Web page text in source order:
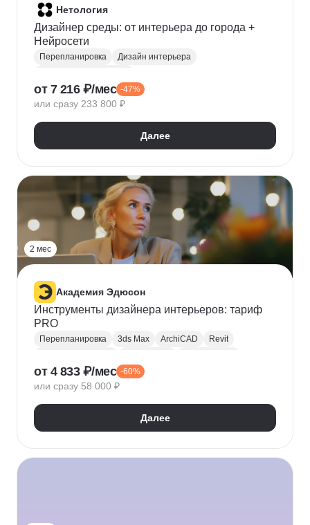
Нетология
Дизайнер среды: от интерьера до города +
Нейросети
Перепланировка
Дизайн интерьера
Организация пространства
3D-визуализация
Декорирование интерьера
Светодизайн
Создание чертежей
ArchiCAD
от 7 216 ₽/мес -47%
или сразу 233 800 ₽
Далее
2 мес
Академия Эдюсон
Инструменты дизайнера интерьеров: тариф
PRO
Перепланировка 3ds Max ArchiCAD
Revit
Коллажирование
Photoshop
Рендеринг
Homestyler
Озеленение
Дендрология
от 4 833 ₽/мес -60%
или сразу 58 000 ₽
Далее